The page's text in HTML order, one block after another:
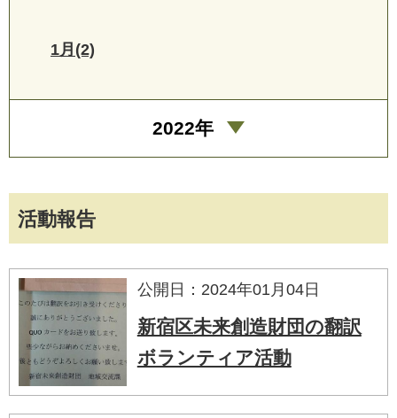
活動報告
公開日：2024年01月04日
新宿区未来創造財団の翻訳
ボランティア活動
1月(2)
2022年